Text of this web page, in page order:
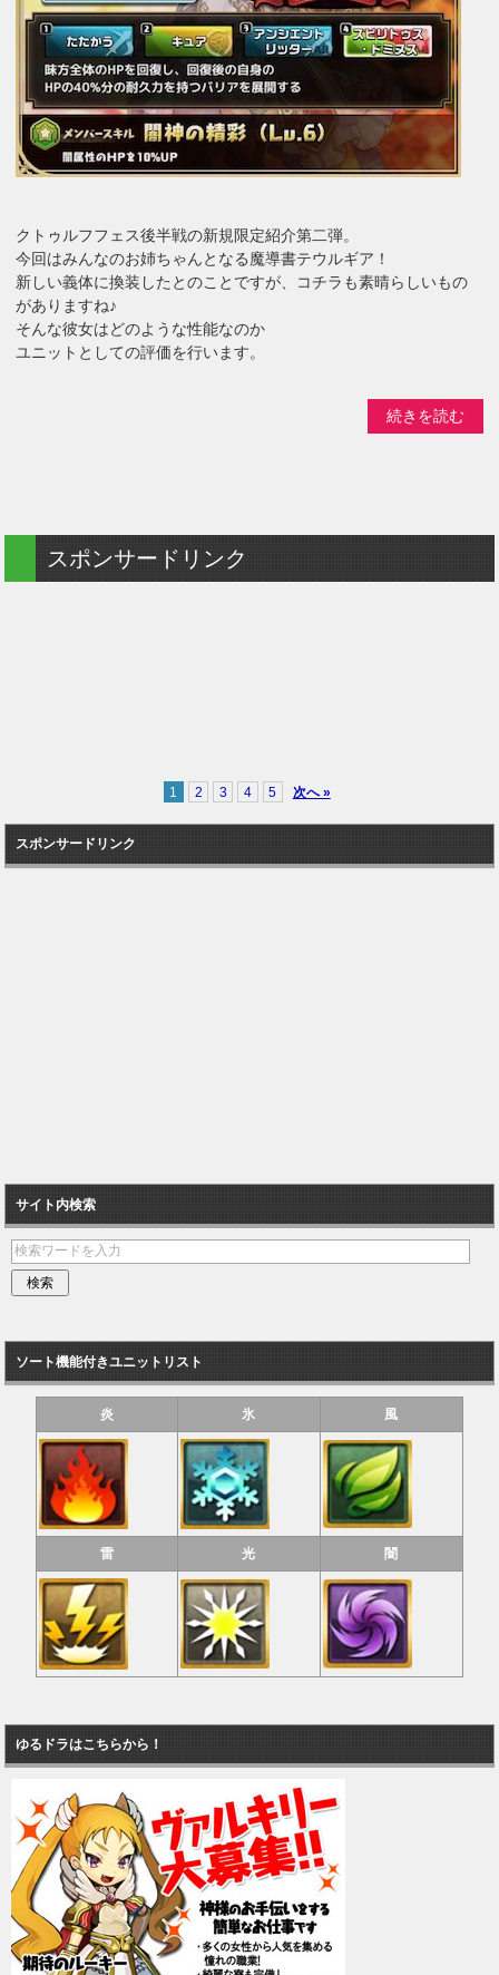
クトゥルフフェス後半戦の新規限定紹介第二弾。
今回はみんなのお姉ちゃんとなる魔導書テウルギア！
新しい義体に換装したとのことですが、コチラも素晴らしいもの
がありますね♪
そんな彼女はどのような性能なのか
ユニットとしての評価を行います。
続きを読む
スポンサードリンク
1 2 3 4 5 次へ »
スポンサードリンク
サイト内検索
ソート機能付きユニットリスト
炎 氷 風
雷 光 闇
ゆるドラはこちらから！